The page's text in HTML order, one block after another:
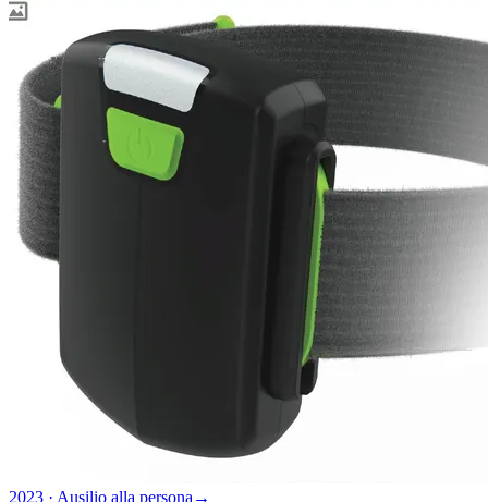
2023 · Ausilio alla persona →